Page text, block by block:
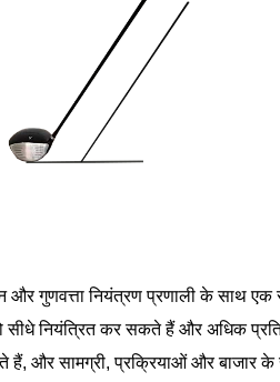
और गुणवत्ता नियंत्रण प्रणाली के साथ
सीधे नियंत्रित कर सकते हैं और अधिक
और सामग्री, प्रक्रियाओं और बाजार